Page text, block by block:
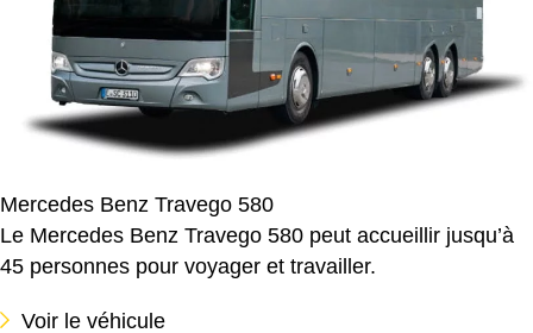
Mercedes Benz Travego 580
Le Mercedes Benz Travego 580 peut accueillir jusqu’à
45 personnes pour voyager et travailler.
Voir le véhicule